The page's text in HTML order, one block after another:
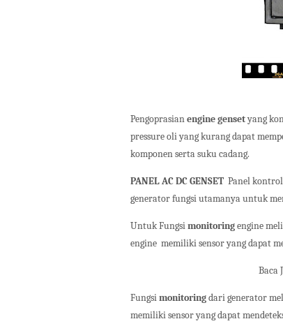
Pengoprasianengine gensetyang
pressure oli yang kurang dapat
komponen serta suku cadang.
PANEL AC DC GENSET Panel
generator fungsi utamanya untuk
Untuk Fungsimonitoringengine
engine memiliki sensor yang dapat
Baca
Fungsimonitoringdari generator
memiliki sensor yang dapat